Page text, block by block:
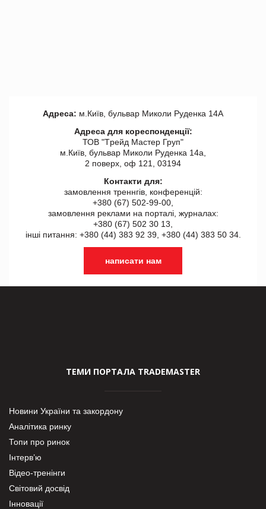
Адреса: м.Київ, бульвар Миколи Руденка 14А
Адреса для кореспонденції:
ТОВ "Tрейд Мастер Груп"
м.Київ, бульвар Миколи Руденка 14а,
2 поверх, оф 121, 03194
Контакти для:
замовлення треннгів, конференцій:
+380 (67) 502-99-00,
замовлення реклами на порталі, журналах:
+380 (67) 502 30 13,
інші питання: +380 (44) 383 92 39, +380 (44) 383 50 34.
написати нам
ТЕМИ ПОРТАЛА TRADEMASTER
Новини України та закордону
Аналітика ринку
Топи про ринок
Інтерв’ю
Відео-тренінги
Світовий досвід
Інновації